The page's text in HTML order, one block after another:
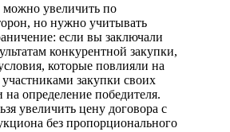
можно увеличить по
но нужно учитывать
если вы заключали
конкурентной закупки,
которые повлияли на
закупки своих
определение победителя.
увеличить цену договора с
без пропорционального